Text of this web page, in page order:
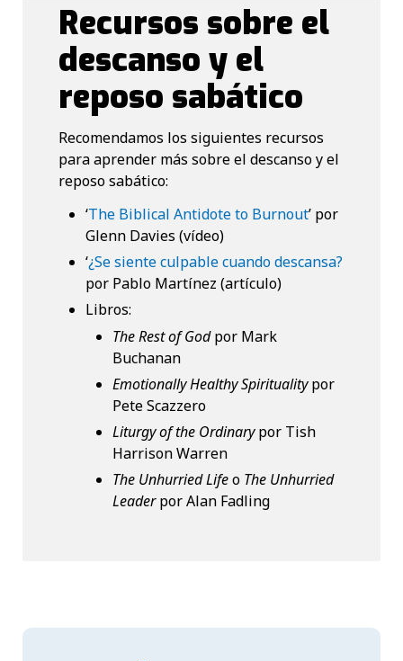
Recursos sobre el
descanso y el
reposo sabático
Recomendamos los siguientes recursos
para aprender más sobre el descanso y el
reposo sabático:
‘The Biblical Antidote to Burnout’ por
Glenn Davies (vídeo)
‘¿Se siente culpable cuando descansa?
por Pablo Martínez (artículo)
Libros:
The Rest of Godpor Mark
Buchanan
Emotionally Healthy Spiritualitypor
Pete Scazzero
Liturgy of the Ordinarypor Tish
Harrison Warren
The Unhurried Lifeo The Unhurried
Leaderpor Alan Fadling